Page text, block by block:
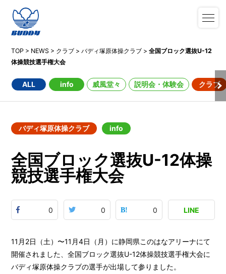
TOP > NEWS > クラブ >バディ塚原体操クラブ >全国ブロック選抜U-12
体操競技選手権大会
ALL info 威風堂々 説明会・体験会 クラブ
バディ塚原体操クラブ info
全国ブロック選抜U-12体操
競技選手権大会
0 0 0 LINE
11月2日（土）〜11月4日（月）に静岡県このはなアリーナにて
開催されました、全国ブロック選抜U-12体操競技選手権大会に
バディ塚原体操クラブの選手が出場して参りました。